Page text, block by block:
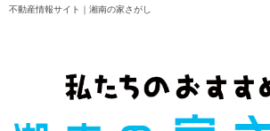
不動産情報サイト｜湘南の家さがし